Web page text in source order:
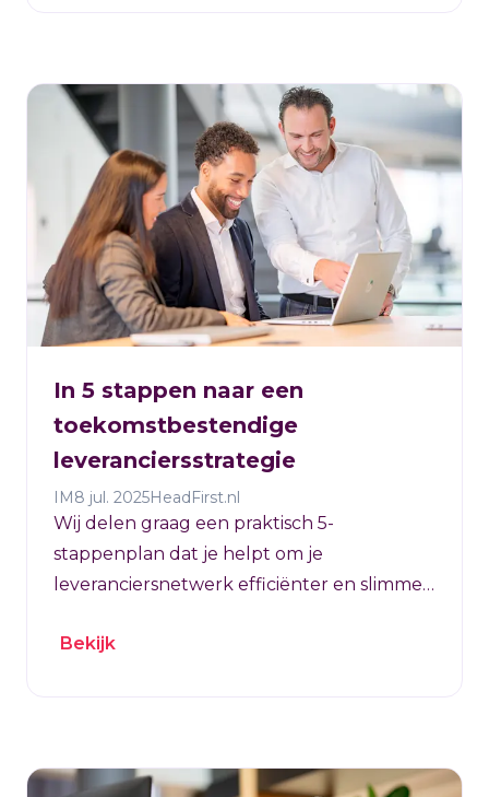
In 5 stappen naar een
toekomstbestendige
leveranciersstrategie
IM8 jul. 2025HeadFirst.nl
Wij delen graag een praktisch 5-
stappenplan dat je helpt om je
leveranciersnetwerk efficiënter en slimmer
Bekijk